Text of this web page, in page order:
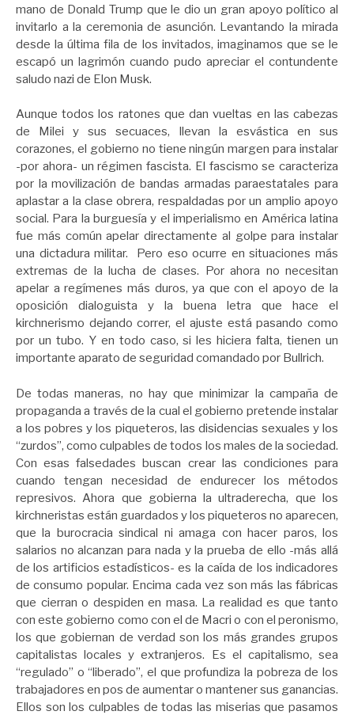
mano de Donald Trump que le dio un gran apoyo político al
invitarlo a la ceremonia de asunción. Levantando la mirada
desde la última fila de los invitados, imaginamos que se le
escapó un lagrimón cuando pudo apreciar el contundente
saludo nazi de Elon Musk.
Aunque todos los ratones que dan vueltas en las cabezas
de Milei y sus secuaces, llevan la esvástica en sus
corazones, el gobierno no tiene ningún margen para instalar
-por ahora- un régimen fascista. El fascismo se caracteriza
por la movilización de bandas armadas paraestatales para
aplastar a la clase obrera, respaldadas por un amplio apoyo
social. Para la burguesía y el imperialismo en América latina
fue más común apelar directamente al golpe para instalar
una dictadura militar. Pero eso ocurre en situaciones más
extremas de la lucha de clases. Por ahora no necesitan
apelar a regímenes más duros, ya que con el apoyo de la
oposición dialoguista y la buena letra que hace el
kirchnerismo dejando correr, el ajuste está pasando como
por un tubo. Y en todo caso, si les hiciera falta, tienen un
importante aparato de seguridad comandado por Bullrich.
De todas maneras, no hay que minimizar la campaña de
propaganda a través de la cual el gobierno pretende instalar
a los pobres y los piqueteros, las disidencias sexuales y los
“zurdos”, como culpables de todos los males de la sociedad.
Con esas falsedades buscan crear las condiciones para
cuando tengan necesidad de endurecer los métodos
represivos. Ahora que gobierna la ultraderecha, que los
kirchneristas están guardados y los piqueteros no aparecen,
que la burocracia sindical ni amaga con hacer paros, los
salarios no alcanzan para nada y la prueba de ello -más allá
de los artificios estadísticos- es la caída de los indicadores
de consumo popular. Encima cada vez son más las fábricas
que cierran o despiden en masa. La realidad es que tanto
con este gobierno como con el de Macri o con el peronismo,
los que gobiernan de verdad son los más grandes grupos
capitalistas locales y extranjeros. Es el capitalismo, sea
“regulado” o “liberado”, el que profundiza la pobreza de los
trabajadores en pos de aumentar o mantener sus ganancias.
Ellos son los culpables de todas las miserias que pasamos